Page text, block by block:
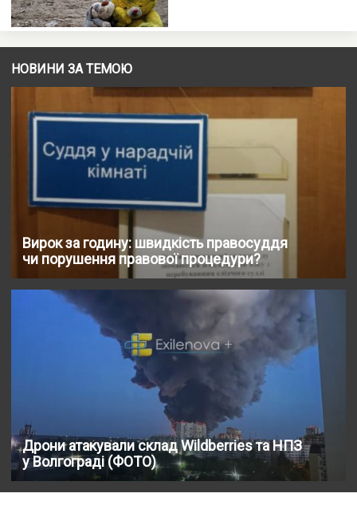
НОВИНИ ЗА ТЕМОЮ
Вирок за годину: швидкість правосуддя
чи порушення правової процедури?
Дрони атакували склад Wildberries та НПЗ
у Волгограді (ФОТО)